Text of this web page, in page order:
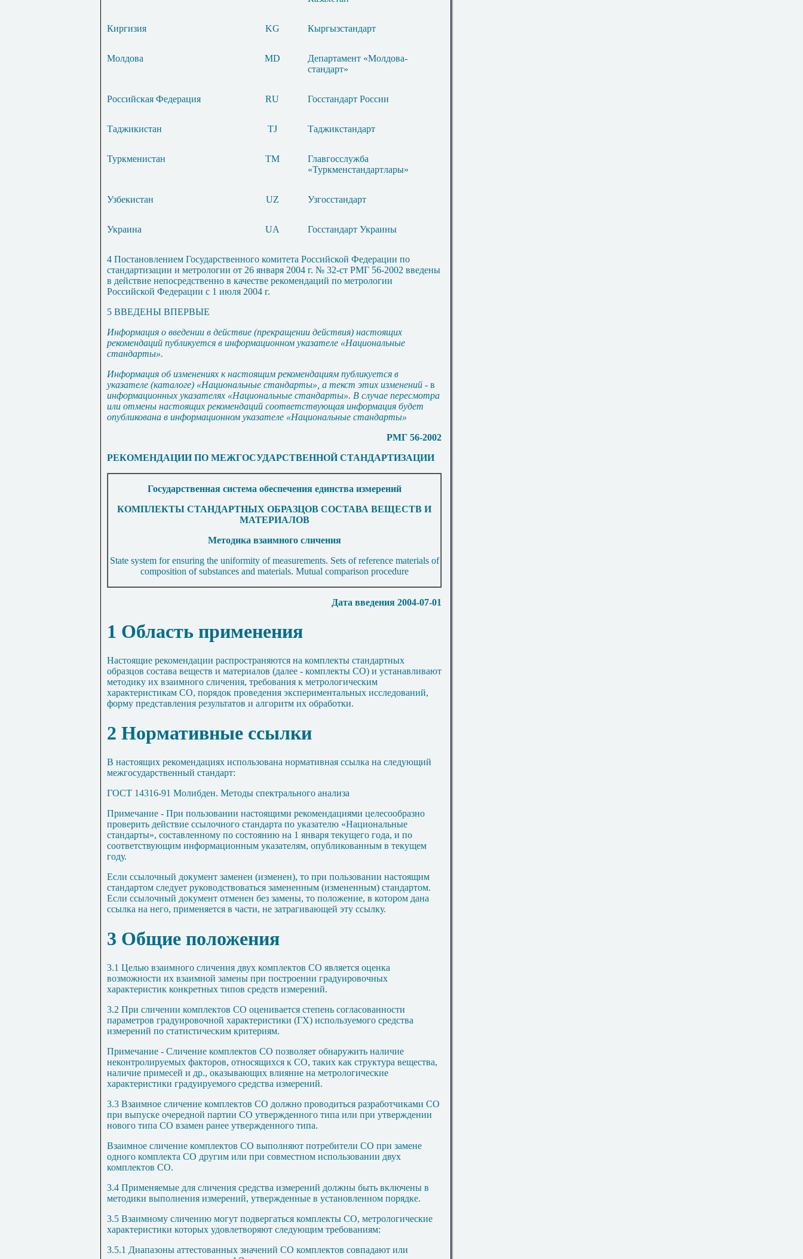
Киргизия KG Кыргызстандарт
Молдова MD
Департамент «Молдова-
стандарт»
Российская Федерация RU Госстандарт России
Таджикистан TJ Таджикстандарт
Туркменистан TM
Главгосслужба
«Туркменстандартлары»
Узбекистан UZ Узгосстандарт
Украина UA Госстандарт Украины
4 Постановлением Государственного комитета Российской Федерации по
стандартизации и метрологии от 26 января 2004 г. № 32-ст РМГ 56-2002 введены
в действие непосредственно в качестве рекомендаций по метрологии
Российской Федерации с 1 июля 2004 г.
5 ВВЕДЕНЫ ВПЕРВЫЕ
Информация о введении в действие (прекращении действия) настоящих
рекомендаций публикуется в информационном указателе «Национальные
стандарты».
Информация об изменениях к настоящим рекомендациям публикуется в
указателе (каталоге) «Национальные стандарты», а текст этих изменений - в
информационных указателях «Национальные стандарты». В случае пересмотра
или отмены настоящих рекомендаций соответствующая информация будет
опубликована в информационном указателе «Национальные стандарты»
РМГ 56-2002
РЕКОМЕНДАЦИИ ПО МЕЖГОСУДАРСТВЕННОЙ СТАНДАРТИЗАЦИИ
Государственная система обеспечения единства измерений
КОМПЛЕКТЫ СТАНДАРТНЫХ ОБРАЗЦОВ СОСТАВА ВЕЩЕСТВ И
МАТЕРИАЛОВ
Методика взаимного сличения
State system for ensuring the uniformity of measurements. Sets of reference materials of
composition of substances and materials. Mutual comparison procedure
Дата введения 2004-07-01
1 Область применения
Настоящие рекомендации распространяются на комплекты стандартных
образцов состава веществ и материалов (далее - комплекты СО) и устанавливают
методику их взаимного сличения, требования к метрологическим
характеристикам СО, порядок проведения экспериментальных исследований,
форму представления результатов и алгоритм их обработки.
2 Нормативные ссылки
В настоящих рекомендациях использована нормативная ссылка на следующий
межгосударственный стандарт:
ГОСТ 14316-91 Молибден. Методы спектрального анализа
Примечание - При пользовании настоящими рекомендациями целесообразно
проверить действие ссылочного стандарта по указателю «Национальные
стандарты», составленному по состоянию на 1 января текущего года, и по
соответствующим информационным указателям, опубликованным в текущем
году.
Если ссылочный документ заменен (изменен), то при пользовании настоящим
стандартом следует руководствоваться замененным (измененным) стандартом.
Если ссылочный документ отменен без замены, то положение, в котором дана
ссылка на него, применяется в части, не затрагивающей эту ссылку.
3 Общие положения
3.1 Целью взаимного сличения двух комплектов СО является оценка
возможности их взаимной замены при построении градуировочных
характеристик конкретных типов средств измерений.
3.2 При сличении комплектов СО оценивается степень согласованности
параметров градуировочной характеристики (ГХ) используемого средства
измерений по статистическим критериям.
Примечание - Сличение комплектов СО позволяет обнаружить наличие
неконтролируемых факторов, относящихся к СО, таких как структура вещества,
наличие примесей и др., оказывающих влияние на метрологические
характеристики градуируемого средства измерений.
3.3 Взаимное сличение комплектов СО должно проводиться разработчиками СО
при выпуске очередной партии СО утвержденного типа или при утверждении
нового типа СО взамен ранее утвержденного типа.
Взаимное сличение комплектов СО выполняют потребители СО при замене
одного комплекта СО другим или при совместном использовании двух
комплектов СО.
3.4 Применяемые для сличения средства измерений должны быть включены в
методики выполнения измерений, утвержденные в установленном порядке.
3.5 Взаимному сличению могут подвергаться комплекты СО, метрологические
характеристики которых удовлетворяют следующим требованиям:
3.5.1 Диапазоны аттестованных значений СО комплектов совпадают или